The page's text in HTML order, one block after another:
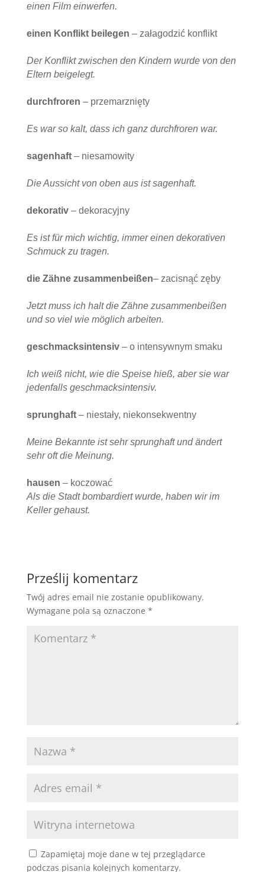
einen Film einwerfen.
einen Konflikt beilegen – załagodzić konflikt
Der Konflikt zwischen den Kindern wurde von den
Eltern beigelegt.
durchfroren – przemarznięty
Es war so kalt, dass ich ganz durchfroren war.
sagenhaft– niesamowity
Die Aussicht von oben aus ist sagenhaft.
dekorativ– dekoracyjny
Es ist für mich wichtig, immer einen dekorativen
Schmuck zu tragen.
die Zähne zusammenbeißen– zacisnąć zęby
Jetzt muss ich halt die Zähne zusammenbeißen
und so viel wie möglich arbeiten.
geschmacksintensiv– o intensywnym smaku
Ich weiß nicht, wie die Speise hieß, aber sie war
jedenfalls geschmacksintensiv.
sprunghaft– niestały, niekonsekwentny
Meine Bekannte ist sehr sprunghaft und ändert
sehr oft die Meinung.
hausen – koczować
Als die Stadt bombardiert wurde, haben wir im
Keller gehaust.
Prześlij komentarz
Twój adres email nie zostanie opublikowany.
Wymagane pola są oznaczone *
Zapamiętaj moje dane w tej przeglądarce
podczas pisania kolejnych komentarzy.